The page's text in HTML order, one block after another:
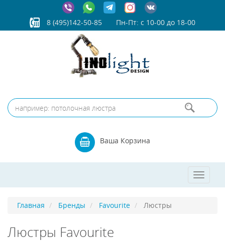
8 (495)142-50-85 Пн-Пт: с 10-00 до 18-00
Ваша Корзина
Toggle
Главная Бренды Favourite Люстры
Люстры Favourite